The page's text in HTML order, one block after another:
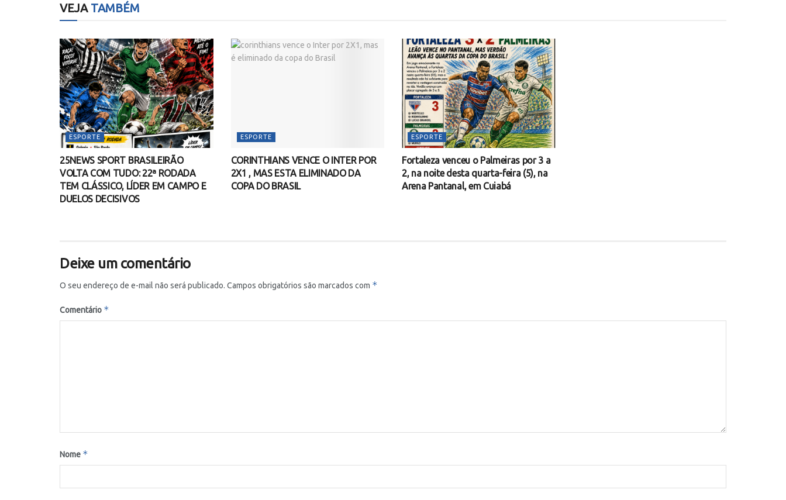
VEJATAMBÉM
ESPORTE
25NEWS SPORT BRASILEIRÃO
VOLTA COM TUDO: 22ª RODADA
TEM CLÁSSICO, LÍDER EM CAMPO E
DUELOS DECISIVOS
ESPORTE
CORINTHIANS VENCE O INTER POR
2X1 , MAS ESTA ELIMINADO DA
COPA DO BRASIL
ESPORTE
Fortaleza venceu o Palmeiras por 3 a
2, na noite desta quarta-feira (5), na
Arena Pantanal, em Cuiabá
Deixe um comentário
O seu endereço de e-mail não será publicado. Campos obrigatórios são marcados com *
Comentário *
Nome *